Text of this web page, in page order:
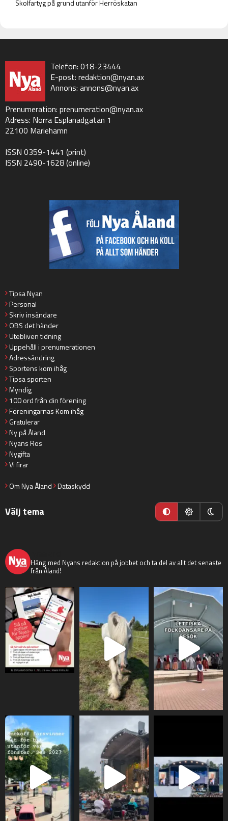
Skolfartyg på grund utanför Herröskatan
Telefon: 018-23444
E-post: redaktion@nyan.ax
Annons: annons@nyan.ax
Prenumeration: prenumeration@nyan.ax
Adress: Norra Esplanadgatan 1
22100 Mariehamn
ISSN 0359-1441 (print)
ISSN 2490-1628 (online)
Tipsa Nyan
Personal
Skriv insändare
OBS det händer
Utebliven tidning
Uppehåll i prenumerationen
Adressändring
Sportens kom ihåg
Tipsa sporten
Myndig
100 ord från din förening
Föreningarnas Kom ihåg
Gratulerar
Ny på Åland
Nyans Ros
Nygifta
Vi firar
Om Nya Åland Dataskydd
Välj tema
Häng med Nyans redaktion på jobbet och ta del av allt det senaste
från Åland!